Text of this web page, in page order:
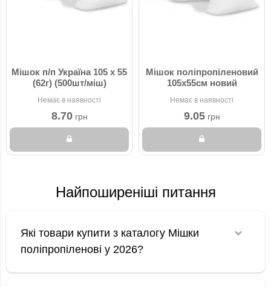
Мішок п/п Україна 105 x 55
(62г) (500шт/міш)
Немає в наявності
8.70грн
Мішок поліпропіленовий
105х55см новий
Немає в наявності
9.05грн
Найпоширеніші питання
Які товари купити з каталогу Мішки
поліпропіленові у 2026?